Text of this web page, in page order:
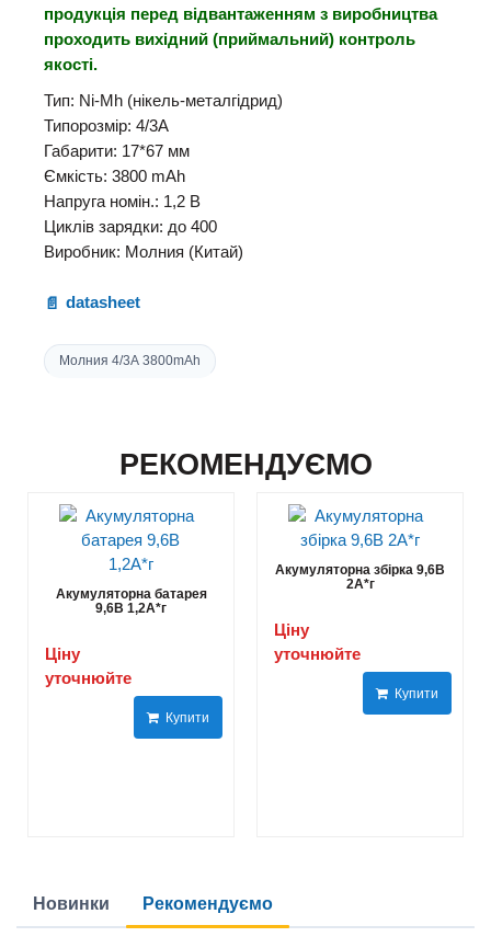
продукція перед відвантаженням з виробництва
проходить вихідний (приймальний) контроль
якості.
Тип: Ni-Mh (нікель-металгідрид)
Типорозмір: 4/3A
Габарити: 17*67 мм
Ємкість: 3800 mAh
Напруга номін.: 1,2 В
Циклів зарядки: до 400
Виробник: Молния (Китай)
datasheet
Молния 4/3А 3800mAh
РЕКОМЕНДУЄМО
Акумуляторна батарея
9,6В 1,2А*г
Ціну
уточнюйте
Купити
Акумуляторна збірка 9,6В
2А*г
Ціну
уточнюйте
Купити
Новинки Рекомендуємо